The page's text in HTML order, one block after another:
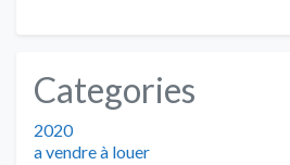
Categories
2020
a vendre à louer